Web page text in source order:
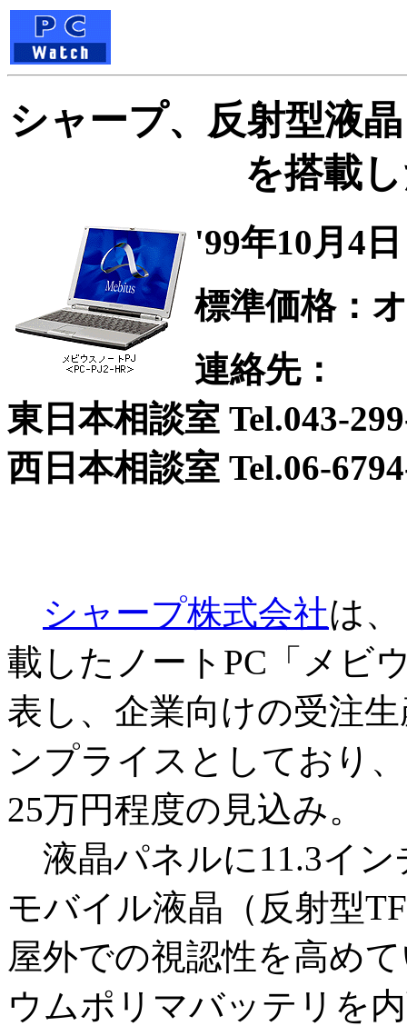
シャープ、反射型液
を搭載
'99年10月4
標準価格：
連絡先：
東日本相談室 Tel.043-
西日本相談室 Tel.06-
シャープ株式会社は
載したノートPC「メビ
表し、企業向けの受注
ンプライスとしており
25万円程度の見込み。
液晶パネルに11.3イン
モバイル液晶（反射型
屋外での視認性を高め
ウムポリマバッテリを